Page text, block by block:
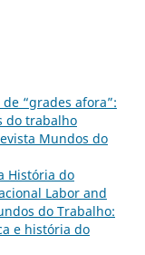
de “grades afora”:
do trabalho
Mundos do
História do
Labor and
do Trabalho:
e história do